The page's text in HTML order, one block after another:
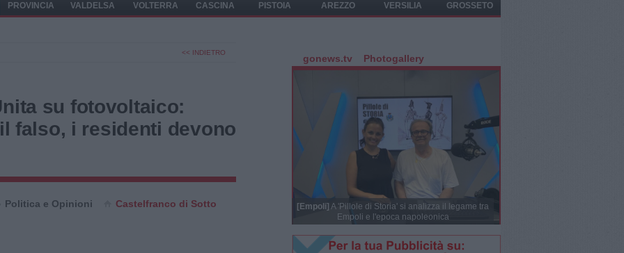
PROVINCIA
VALDELSA
VOLTERRA
CASCINA
PISTOIA
AREZZO
VERSILIA
GROSSETO
<< INDIETRO
su fotovoltaico:
falso, i residenti devono
Politica e Opinioni Castelfranco di Sotto
gonews.tv Photogallery
[Empoli] A 'Pillole di Storia' si analizza il legame tra
Empoli e l'epoca napoleonica